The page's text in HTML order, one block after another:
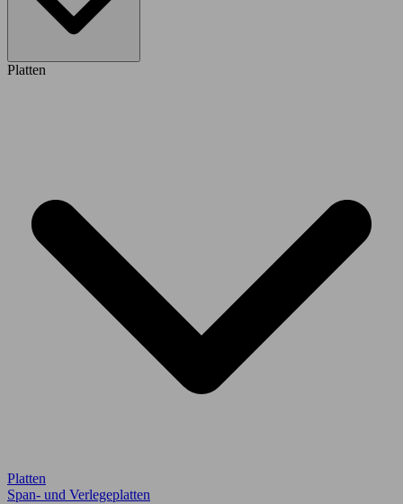
Platten
Platten
Span- und Verlegeplatten